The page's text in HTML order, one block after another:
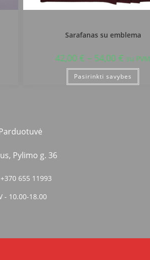
Sarafanas su emblema
42,00€ – 54,00€ su PVM
Pasirinkti savybes
Pylimo g. 36
+370 655 11993
- 10.00-18.00